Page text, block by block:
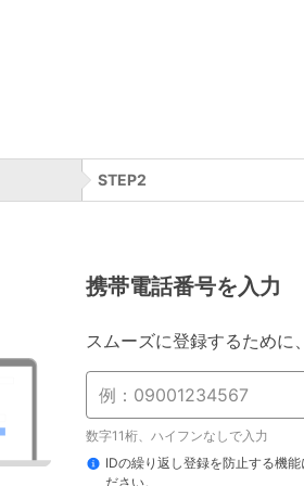
STEP2
携帯電話番号を入力
スムーズに登録するために
数字11桁、ハイフンなしで入力
IDの繰り返し登録を防止する機
ださい。